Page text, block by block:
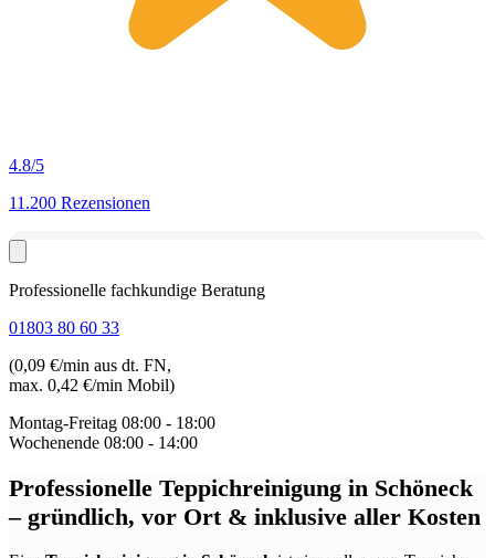
4.8/5
11.200 Rezensionen
Professionelle fachkundige Beratung
01803 80 60 33
(0,09 €/min aus dt. FN,
max. 0,42 €/min Mobil)
Montag-Freitag 08:00 - 18:00
Wochenende 08:00 - 14:00
Professionelle Teppichreinigung in Schöneck
– gründlich, vor Ort & inklusive aller Kosten